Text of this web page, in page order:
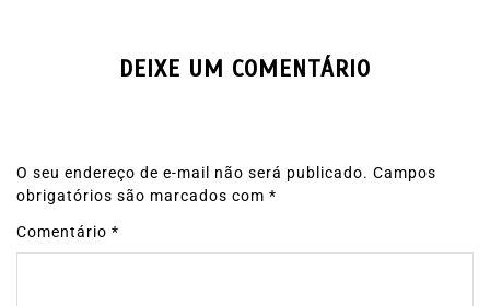
DEIXE UM COMENTÁRIO
O seu endereço de e-mail não será publicado. Campos
obrigatórios são marcados com *
Comentário *